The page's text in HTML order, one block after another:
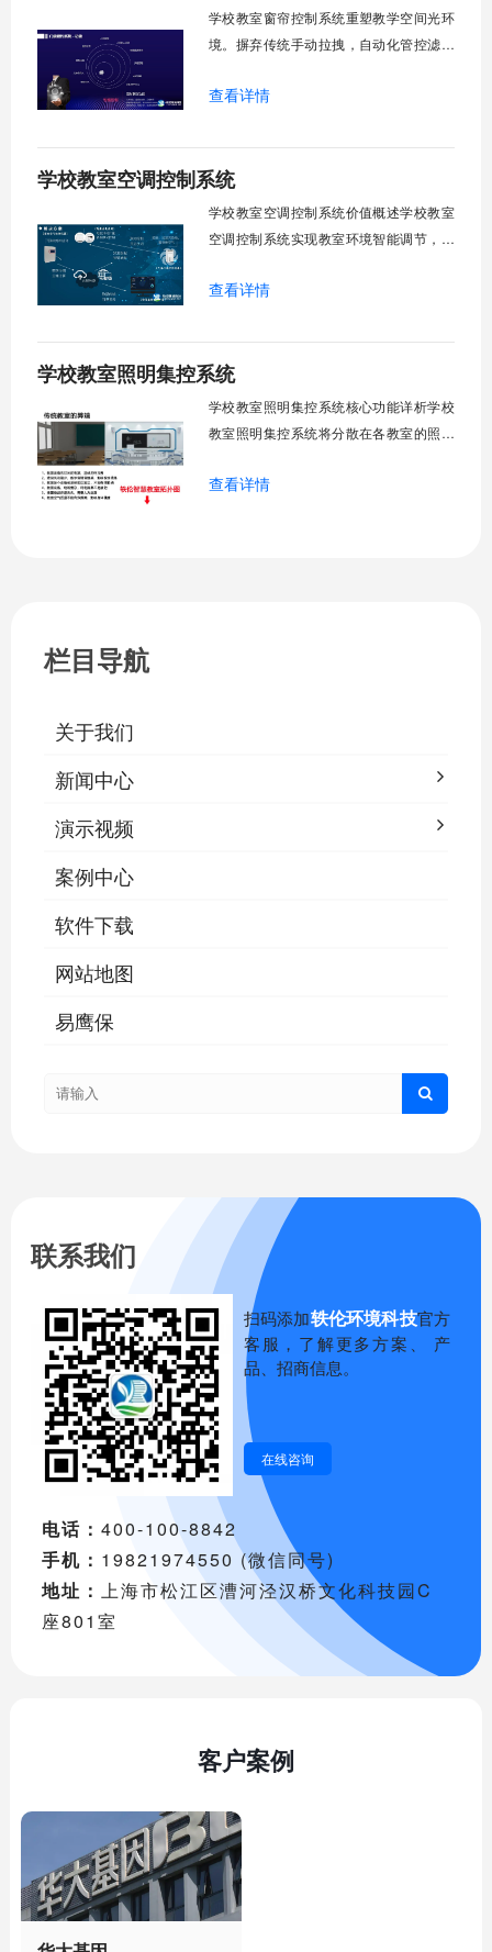
学校教室窗帘控制系统重塑教学空间光环
境。摒弃传统手动拉拽，自动化管控滤除
足，节能降耗。精准适配多媒体教学、考
能智慧校园生态升级。智能光感调节1. 动
态光照追踪实时捕捉室外照度参数。光照
查看详情
学校教室空调控制系统
学校教室空调控制系统价值概述学校教室
空调控制系统实现教室环境智能调节，提
管理全校空调设备，远程监控运行状态，
警。管理人员通过平台统一管控，减少人
工巡检工作量，延长设备使用寿命，节约
查看详情
学校教室照明集控系统
学校教室照明集控系统核心功能详析学校
教室照明集控系统将分散在各教室的照明
关、按需调光、定时策略、能耗监测、故
查看详情
栏目导航
关于我们
新闻中心
演示视频
案例中心
软件下载
网站地图
易鹰保
联系我们
扫码添加轶伦环境科技官方
客服，了解更多方案、 产
品、招商信息。
在线咨询
电话： 400-100-8842
手机： 19821974550 (微信同号)
地址： 上海市松江区漕河泾汉桥文化科技园C
座801室
客户案例